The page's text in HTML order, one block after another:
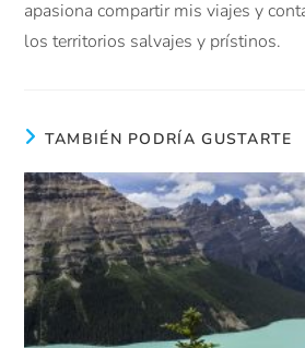
apasiona compartir mis viajes y
los territorios salvajes y prístinos.
TAMBIÉN PODRÍA GUSTARTE